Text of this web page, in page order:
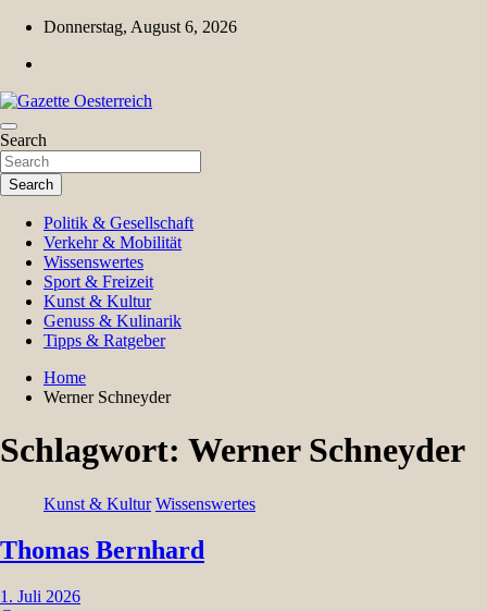
Skip
content
Donnerstag, August 6, 2026
Gazette Oesterreich
Magazin für Freizeit, Politik, Kultur & Wissenschaft
Search
Search
Politik & Gesellschaft
Verkehr & Mobilität
Wissenswertes
Sport & Freizeit
Kunst & Kultur
Genuss & Kulinarik
Tipps & Ratgeber
Home
Werner Schneyder
Schlagwort: Werner Schneyder
Kunst & Kultur Wissenswertes
Thomas Bernhard
1. Juli 2026